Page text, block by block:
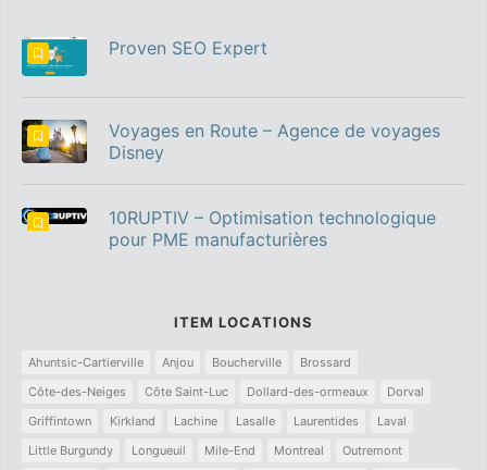
Proven SEO Expert
Voyages en Route – Agence de voyages
Disney
10RUPTIV – Optimisation technologique
pour PME manufacturières
ITEM LOCATIONS
Ahuntsic-Cartierville Anjou Boucherville
Brossard
Côte-des-Neiges
Côte Saint-Luc Dollard-des-ormeaux
Dorval
Griffintown
Kirkland Lachine Lasalle Laurentides
Laval
Little Burgundy
Longueuil Mile-End Montreal
Outremont